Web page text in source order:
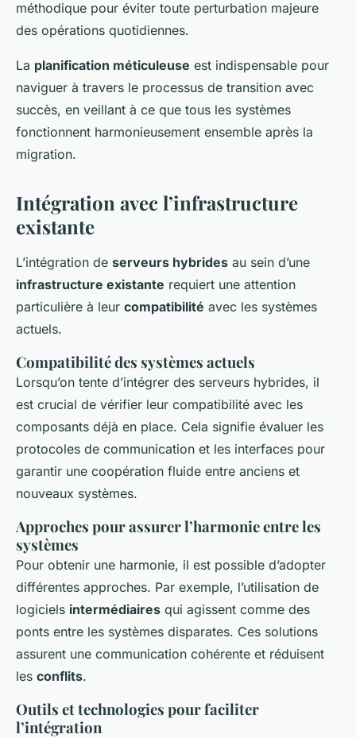
méthodique pour éviter toute perturbation majeure
des opérations quotidiennes.
La planification méticuleuse est indispensable pour
naviguer à travers le processus de transition avec
succès, en veillant à ce que tous les systèmes
fonctionnent harmonieusement ensemble après la
migration.
Intégration avec l’infrastructure
existante
L’intégration de serveurs hybrides au sein d’une
infrastructure existante requiert une attention
particulière à leur compatibilité avec les systèmes
actuels.
Compatibilité des systèmes actuels
Lorsqu’on tente d’intégrer des serveurs hybrides, il
est crucial de vérifier leur compatibilité avec les
composants déjà en place. Cela signifie évaluer les
protocoles de communication et les interfaces pour
garantir une coopération fluide entre anciens et
nouveaux systèmes.
Approches pour assurer l’harmonie entre les
systèmes
Pour obtenir une harmonie, il est possible d’adopter
différentes approches. Par exemple, l’utilisation de
logiciels intermédiaires qui agissent comme des
ponts entre les systèmes disparates. Ces solutions
assurent une communication cohérente et réduisent
les conflits.
Outils et technologies pour faciliter
l’intégration